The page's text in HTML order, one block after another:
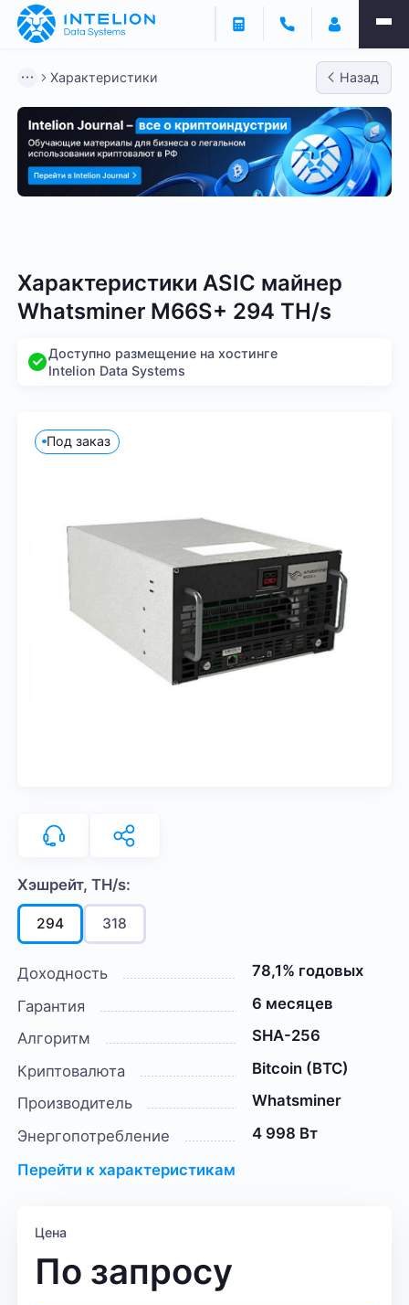
Характеристики Назад
Характеристики ASIC майнер
Whatsminer M66S+ 294 TH/s
Доступно размещение на хостинге
Intelion Data Systems
Под заказ
Хэшрейт, TH/s:
294 318
Доходность
78,1% годовых
Гарантия
6 месяцев
Алгоритм
SHA-256
Криптовалюта
Bitcoin (BTC)
Производитель
Whatsminer
Энергопотребление
4 998 Вт
Перейти к характеристикам
Цена
По запросу